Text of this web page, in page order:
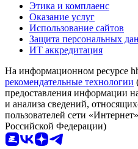
Этика и комплаенс
Оказание услуг
Использование сайтов
Защита персональных
ИТ аккредитация
На информационном ресурсе
рекомендательные технологии
предоставления информации
и анализа сведений,
пользователей сети
Российской Федерации)